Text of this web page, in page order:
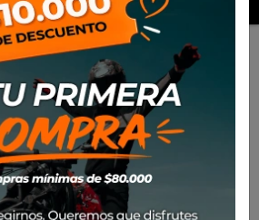
Gorro Alpinestars Ride 4.0 Trucker